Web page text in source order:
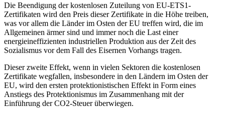
Die Beendigung der kostenlosen Zuteilung von EU-ETS1-
Zertifikaten wird den Preis dieser Zertifikate in die Höhe treiben,
was vor allem die Länder im Osten der EU treffen wird, die im
Allgemeinen ärmer sind und immer noch die Last einer
energieineffizienten industriellen Produktion aus der Zeit des
Sozialismus vor dem Fall des Eisernen Vorhangs tragen.
Dieser zweite Effekt, wenn in vielen Sektoren die kostenlosen
Zertifikate wegfallen, insbesondere in den Ländern im Osten der
EU, wird den ersten protektionistischen Effekt in Form eines
Anstiegs des Protektionismus im Zusammenhang mit der
Einführung der CO2-Steuer überwiegen.